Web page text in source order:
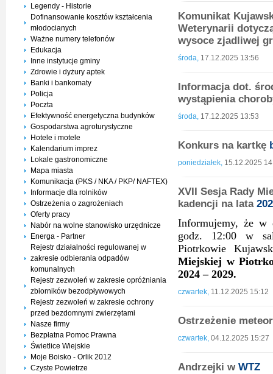
Legendy - Historie
Dofinansowanie kosztów kształcenia
młodocianych
Ważne numery telefonów
Edukacja
Inne instytucje gminy
Zdrowie i dyżury aptek
Banki i bankomaty
Policja
Poczta
Efektywność energetyczna budynków
Gospodarstwa agroturystyczne
Hotele i motele
Kalendarium imprez
Lokale gastronomiczne
Mapa miasta
Komunikacja (PKS / NKA / PKP/ NAFTEX)
Informacje dla rolników
Ostrzeżenia o zagrożeniach
Oferty pracy
Nabór na wolne stanowisko urzędnicze
Energa - Partner
Rejestr działalności regulowanej w
zakresie odbierania odpadów
komunalnych
Rejestr zezwoleń w zakresie opróżniania
zbiorników bezodpływowych
Rejestr zezwoleń w zakresie ochrony
przed bezdomnymi zwierzętami
Nasze firmy
Bezpłatna Pomoc Prawna
Świetlice Wiejskie
Moje Boisko - Orlik 2012
Czyste Powietrze
Komunikat
Weterynarii
wysoce zjadliwej
środa, 17.12.2025 13:56
Informacja dot.
wystąpienia
środa, 17.12.2025 13:53
Konkurs na kartkę
poniedziałek, 15.12.2025
XVII Sesja Rady
kadencji na lata
Informujemy, że w
godz. 12:00 w
Piotrkowie
Miejskiej w
2024 – 2029.
czwartek, 11.12.2025 15:12
Ostrzeżenie
czwartek, 04.12.2025 15:27
Andrzejki w WTZ